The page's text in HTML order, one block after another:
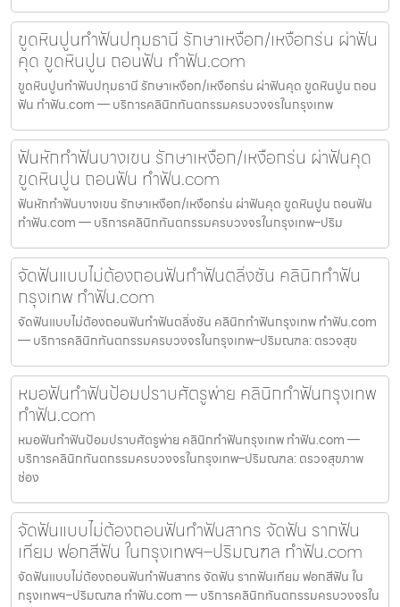
ขูดหินปูนทำฟันปทุมธานี รักษาเหงือก/เหงือกร่น ผ่าฟัน
คุด ขูดหินปูน ถอนฟัน ทำฟัน.com
ขูดหินปูนทำฟันปทุมธานี รักษาเหงือก/เหงือกร่น ผ่าฟันคุด ขูดหินปูน ถอน
ฟัน ทำฟัน.com — บริการคลินิกทันตกรรมครบวงจรในกรุงเทพ
ฟันหักทำฟันบางเขน รักษาเหงือก/เหงือกร่น ผ่าฟันคุด
ขูดหินปูน ถอนฟัน ทำฟัน.com
ฟันหักทำฟันบางเขน รักษาเหงือก/เหงือกร่น ผ่าฟันคุด ขูดหินปูน ถอนฟัน
ทำฟัน.com — บริการคลินิกทันตกรรมครบวงจรในกรุงเทพ–ปริม
จัดฟันแบบไม่ต้องถอนฟันทำฟันตลิ่งชัน คลินิกทำฟัน
กรุงเทพ ทำฟัน.com
จัดฟันแบบไม่ต้องถอนฟันทำฟันตลิ่งชัน คลินิกทำฟันกรุงเทพ ทำฟัน.com
— บริการคลินิกทันตกรรมครบวงจรในกรุงเทพ–ปริมณฑล: ตรวจสุข
หมอฟันทำฟันป้อมปราบศัตรูพ่าย คลินิกทำฟันกรุงเทพ
ทำฟัน.com
หมอฟันทำฟันป้อมปราบศัตรูพ่าย คลินิกทำฟันกรุงเทพ ทำฟัน.com —
บริการคลินิกทันตกรรมครบวงจรในกรุงเทพ–ปริมณฑล: ตรวจสุขภาพ
ช่อง
จัดฟันแบบไม่ต้องถอนฟันทำฟันสาทร จัดฟัน รากฟัน
เทียม ฟอกสีฟัน ในกรุงเทพฯ–ปริมณฑล ทำฟัน.com
จัดฟันแบบไม่ต้องถอนฟันทำฟันสาทร จัดฟัน รากฟันเทียม ฟอกสีฟัน ใน
กรุงเทพฯ–ปริมณฑล ทำฟัน.com — บริการคลินิกทันตกรรมครบวงจรใน